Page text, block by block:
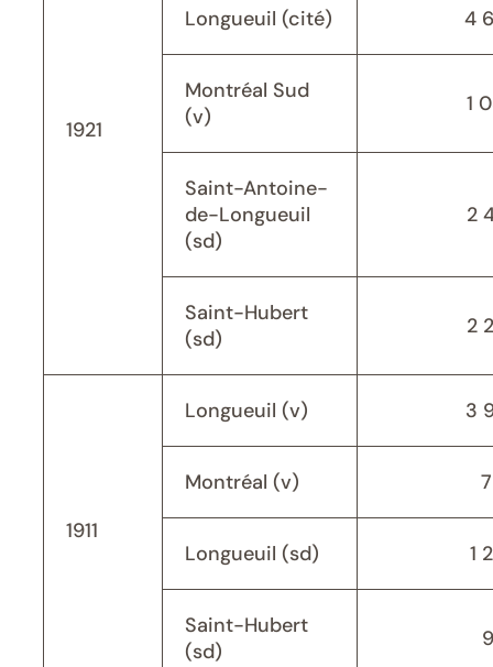
1921
Longueuil (cité) 4
Montréal Sud
(v)
1
Saint-Antoine-
de-Longueuil
(sd)
2
Saint-Hubert
(sd)
2
1911
Longueuil (v) 3
Montréal (v)
Longueuil (sd) 1
Saint-Hubert
(sd)